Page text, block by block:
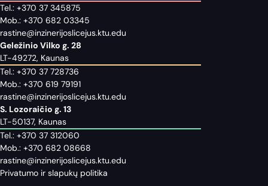
Tel.: +370 37 345875
Mob.: +370 682 03345
rastine@inzinerijoslicejus.ktu.edu
Geležinio Vilko g. 28
LT-49272, Kaunas
Tel.: +370 37 728736
Mob.: +370 619 79191
rastine@inzinerijoslicejus.ktu.edu
S. Lozoraičio g. 13
LT-50137, Kaunas
Tel.: +370 37 312060
Mob.: +370 682 08668
rastine@inzinerijoslicejus.ktu.edu
Privatumo ir slapukų politika